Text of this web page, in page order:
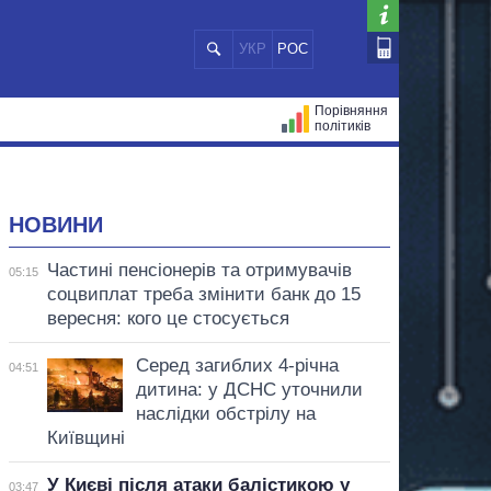
УКР РОС
Порівняння
політиків
НОВИНИ
05:15
Частині пенсіонерів та отримувачів
соцвиплат треба змінити банк до 15
вересня: кого це стосується
04:51
Серед загиблих 4-річна
дитина: у ДСНС уточнили
наслідки обстрілу на
Київщині
03:47
У Києві після атаки балістикою у